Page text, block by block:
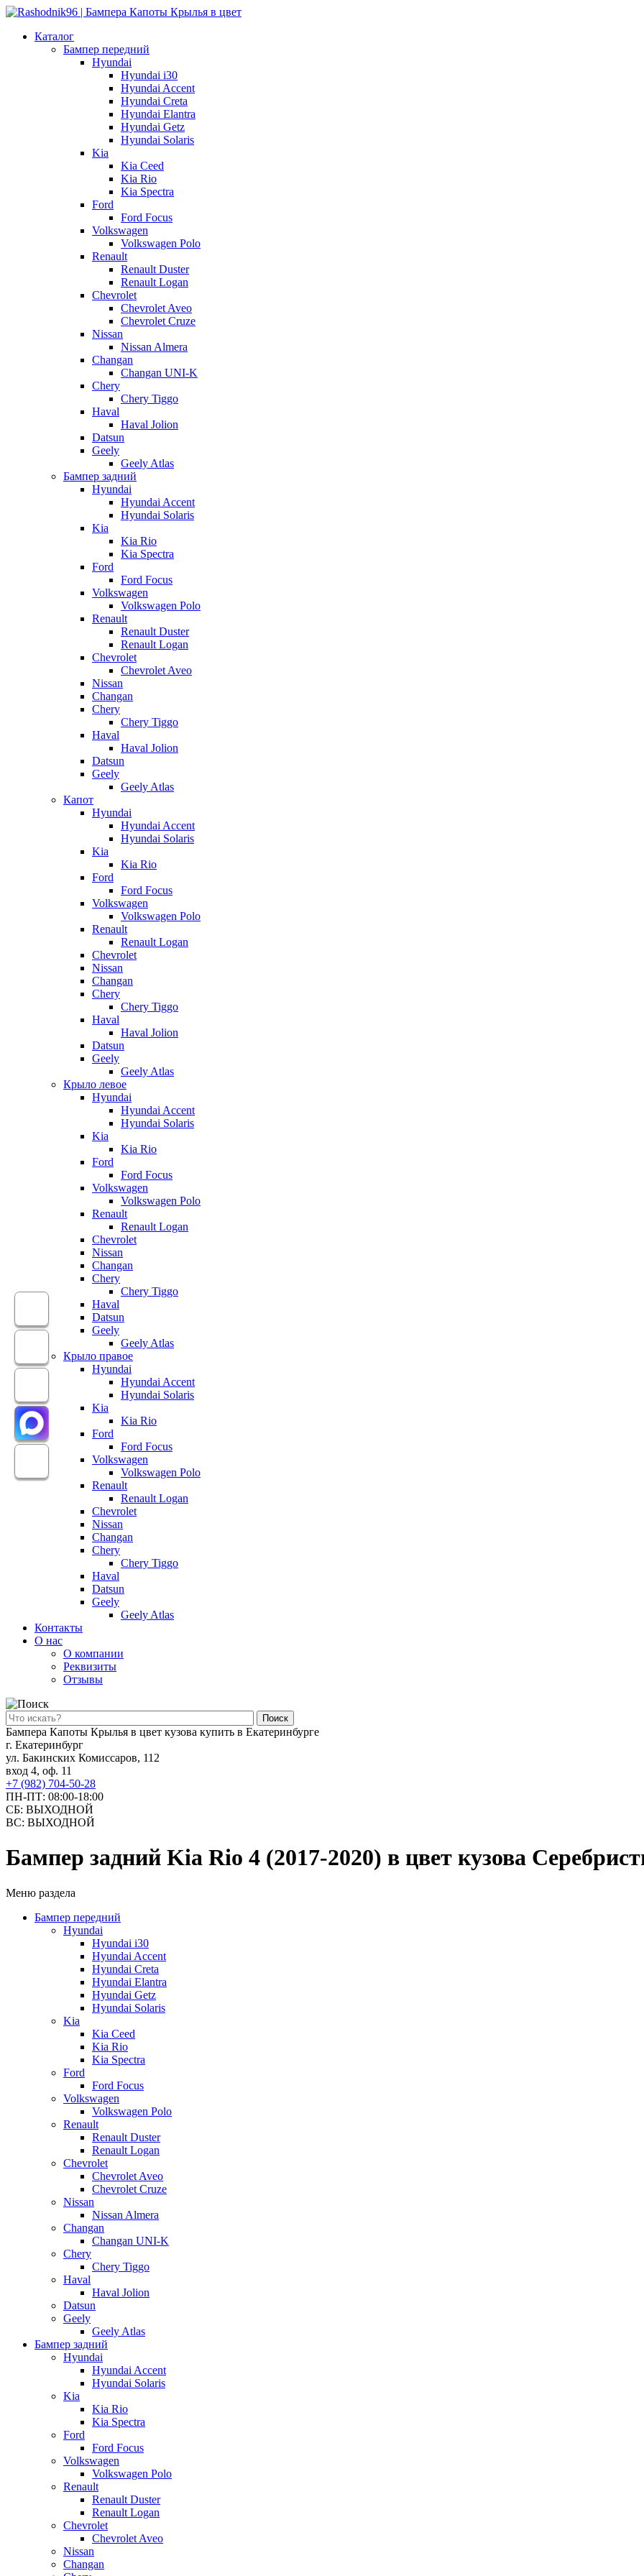
Каталог
Бампер передний
Hyundai
Hyundai i30
Hyundai Accent
Hyundai Creta
Hyundai Elantra
Hyundai Getz
Hyundai Solaris
Kia
Kia Ceed
Kia Rio
Kia Spectra
Ford
Ford Focus
Volkswagen
Volkswagen Polo
Renault
Renault Duster
Renault Logan
Chevrolet
Chevrolet Aveo
Chevrolet Cruze
Nissan
Nissan Almera
Changan
Changan UNI-K
Chery
Chery Tiggo
Haval
Haval Jolion
Datsun
Geely
Geely Atlas
Бампер задний
Hyundai
Hyundai Accent
Hyundai Solaris
Kia
Kia Rio
Kia Spectra
Ford
Ford Focus
Volkswagen
Volkswagen Polo
Renault
Renault Duster
Renault Logan
Chevrolet
Chevrolet Aveo
Nissan
Changan
Chery
Chery Tiggo
Haval
Haval Jolion
Datsun
Geely
Geely Atlas
Капот
Hyundai
Hyundai Accent
Hyundai Solaris
Kia
Kia Rio
Ford
Ford Focus
Volkswagen
Volkswagen Polo
Renault
Renault Logan
Chevrolet
Nissan
Changan
Chery
Chery Tiggo
Haval
Haval Jolion
Datsun
Geely
Geely Atlas
Крыло левое
Hyundai
Hyundai Accent
Hyundai Solaris
Kia
Kia Rio
Ford
Ford Focus
Volkswagen
Volkswagen Polo
Renault
Renault Logan
Chevrolet
Nissan
Changan
Chery
Chery Tiggo
Haval
Datsun
Geely
Geely Atlas
Крыло правое
Hyundai
Hyundai Accent
Hyundai Solaris
Kia
Kia Rio
Ford
Ford Focus
Volkswagen
Volkswagen Polo
Renault
Renault Logan
Chevrolet
Nissan
Changan
Chery
Chery Tiggo
Haval
Datsun
Geely
Geely Atlas
Контакты
О нас
О компании
Реквизиты
Отзывы
Поиск
Бампера Капоты Крылья в цвет кузова купить в Екатеринбурге
г. Екатеринбург
ул. Бакинских Комиссаров, 112
вход 4, оф. 11
+7 (982) 704-50-28
ПН-ПТ: 08:00-18:00
СБ: ВЫХОДНОЙ
ВС: ВЫХОДНОЙ
Бампер задний Kia Rio 4 (2017-2020) в цвет кузова
Меню раздела
Бампер передний
Hyundai
Hyundai i30
Hyundai Accent
Hyundai Creta
Hyundai Elantra
Hyundai Getz
Hyundai Solaris
Kia
Kia Ceed
Kia Rio
Kia Spectra
Ford
Ford Focus
Volkswagen
Volkswagen Polo
Renault
Renault Duster
Renault Logan
Chevrolet
Chevrolet Aveo
Chevrolet Cruze
Nissan
Nissan Almera
Changan
Changan UNI-K
Chery
Chery Tiggo
Haval
Haval Jolion
Datsun
Geely
Geely Atlas
Бампер задний
Hyundai
Hyundai Accent
Hyundai Solaris
Kia
Kia Rio
Kia Spectra
Ford
Ford Focus
Volkswagen
Volkswagen Polo
Renault
Renault Duster
Renault Logan
Chevrolet
Chevrolet Aveo
Nissan
Changan